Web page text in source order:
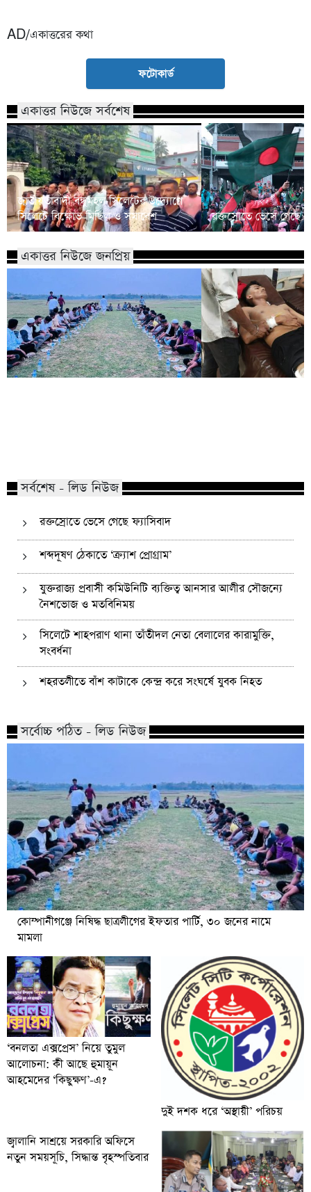
AD/একাত্তরের কথা
ফটোকার্ড
একাত্তর নিউজে সর্বশেষ
জাতীয়তাবাদী বন্ধুমহল সিলেটের উদ্যোগে
সিলেটে বিক্ষোভ মিছিল ও সমাবেশ
রক্তস্রোতে ভেসে গেছে
একাত্তর নিউজে জনপ্রিয়
সর্বশেষ - লিড নিউজ
রক্তস্রোতে ভেসে গেছে ফ্যাসিবাদ
শব্দদূষণ ঠেকাতে ‘ক্র্যাশ প্রোগ্রাম’
যুক্তরাজ্য প্রবাসী কমিউনিটি ব্যক্তিত্ব আনসার আলীর সৌজন্যে
নৈশভোজ ও মতবিনিময়
সিলেটে শাহপরাণ থানা তাঁতীদল নেতা বেলালের কারামুক্তি,
সংবর্ধনা
শহরতলীতে বাঁশ কাটাকে কেন্দ্র করে সংঘর্ষে যুবক নিহত
সর্বোচ্চ পঠিত - লিড নিউজ
কোম্পানীগঞ্জে নিষিদ্ধ ছাত্রলীগের ইফতার পার্টি, ৩০ জনের নামে
মামলা
‘বনলতা এক্সপ্রেস’ নিয়ে তুমুল
আলোচনা: কী আছে হুমায়ূন
আহমেদের ‘কিছুক্ষণ’-এ?
দুই দশক ধরে ‘অস্থায়ী’ পরিচয়
জ্বালানি সাশ্রয়ে সরকারি অফিসে
নতুন সময়সূচি, সিদ্ধান্ত বৃহস্পতিবার